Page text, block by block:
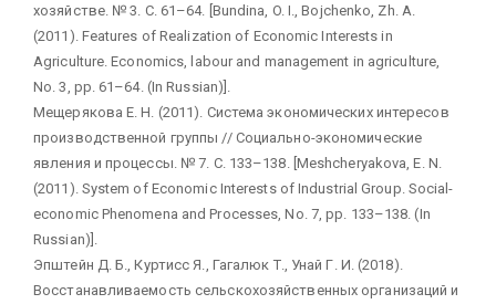
хозяйстве. № 3. С. 61–64. [Bundina, O. I., Bojchenko, Zh. A.
(2011). Features of Realization of Economic Interests in
Agriculture. Economics, labour and management in agriculture,
No. 3, рр. 61–64. (In Russian)].
Мещерякова Е. Н. (2011). Система экономических интересов
производственной группы // Социально-экономические
явления и процессы. № 7. С. 133–138. [Meshcheryakova, Е. N.
(2011). System of Economic Interests of Industrial Group. Social-
economic Phenomena and Processes, No. 7, рр. 133–138. (In
Russian)].
Эпштейн Д. Б., Куртисс Я., Гагалюк Т., Унай Г. И. (2018).
Восстанавливаемость сельскохозяйственных организаций и